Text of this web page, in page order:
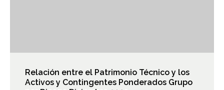
Relación entre el Patrimonio Técnico y los
Activos y Contingentes Ponderados Grupo